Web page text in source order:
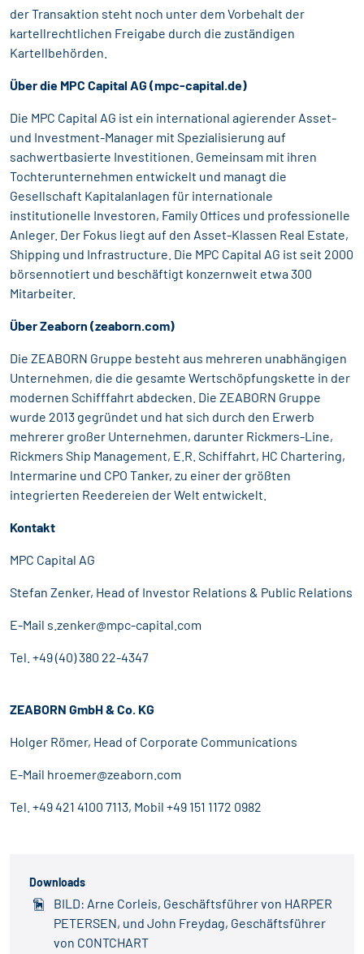
der Transaktion steht noch unter dem Vorbehalt der
kartellrechtlichen Freigabe durch die zuständigen
Kartellbehörden.
Über die MPC Capital AG (mpc-capital.de)
Die MPC Capital AG ist ein international agierender Asset-
und Investment-Manager mit Spezialisierung auf
sachwertbasierte Investitionen. Gemeinsam mit ihren
Tochterunternehmen entwickelt und managt die
Gesellschaft Kapitalanlagen für internationale
institutionelle Investoren, Family Offices und professionelle
Anleger. Der Fokus liegt auf den Asset-Klassen Real Estate,
Shipping und Infrastructure. Die MPC Capital AG ist seit 2000
börsennotiert und beschäftigt konzernweit etwa 300
Mitarbeiter.
Über Zeaborn (zeaborn.com)
Die ZEABORN Gruppe besteht aus mehreren unabhängigen
Unternehmen, die die gesamte Wertschöpfungskette in der
modernen Schifffahrt abdecken. Die ZEABORN Gruppe
wurde 2013 gegründet und hat sich durch den Erwerb
mehrerer großer Unternehmen, darunter Rickmers-Line,
Rickmers Ship Management, E.R. Schiffahrt, HC Chartering,
Intermarine und CPO Tanker, zu einer der größten
integrierten Reedereien der Welt entwickelt.
Kontakt
MPC Capital AG
Stefan Zenker, Head of Investor Relations & Public Relations
E-Mail s.zenker@mpc-capital.com
Tel. +49 (40) 380 22-4347
ZEABORN GmbH & Co. KG
Holger Römer, Head of Corporate Communications
E-Mail hroemer@zeaborn.com
Tel. +49 421 4100 7113, Mobil +49 151 1172 0982
Downloads
BILD: Arne Corleis, Geschäftsführer von HARPER
PETERSEN, und John Freydag, Geschäftsführer
von CONTCHART